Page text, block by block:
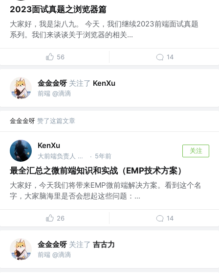
2023面试真题之浏览器篇
大家好，我是柒八九。 今天，我们继续2023前端面试真题
系列。我们来谈谈关于浏览器的相关...
56 14
金金金呀 关注了 KenXu
前端 @滴滴
金金金呀 赞了这篇文章
KenXu
大前端负责人 @百度 · 5年前
关注
最全汇总之微前端知识和实战（EMP技术方案）
大家好，今天我们将带来EMP微前端解决方案。看到这个名
字，大家脑海里是否会想起这些问题：...
26 14
金金金呀 关注了 吉古力
前端 @滴滴